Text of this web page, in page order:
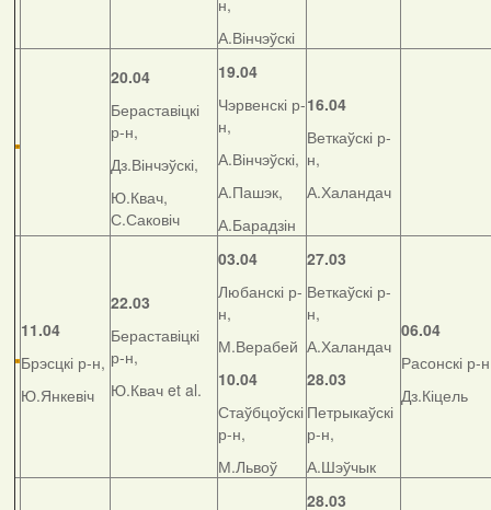
н,
А.Вінчэўскі
20.04
Бераставіцкі
р-н,
Дз.Вінчэўскі,
Ю.Квач,
С.Саковіч
19.04
Чэрвенскі р-
н,
А.Вінчэўскі,
А.Пашэк,
А.Барадзін
16.04
Веткаўскі р-
н,
А.Халандач
11.04
Брэсцкі р-н,
Ю.Янкевіч
22.03
Бераставіцкі
р-н,
Ю.Квач et al.
03.04
Любанскі р-
н,
М.Верабей
10.04
Стаўбцоўскі
р-н,
М.Львоў
27.03
Веткаўскі р-
н,
А.Халандач
28.03
Петрыкаўскі
р-н,
А.Шэўчык
06.04
Расонскі р-
Дз.Кіцель
28.03